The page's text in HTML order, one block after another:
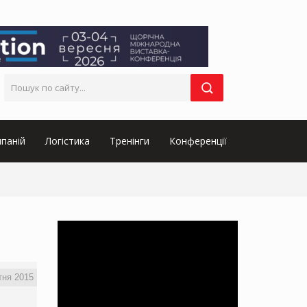
Логістика Тренінги Конференції
2015